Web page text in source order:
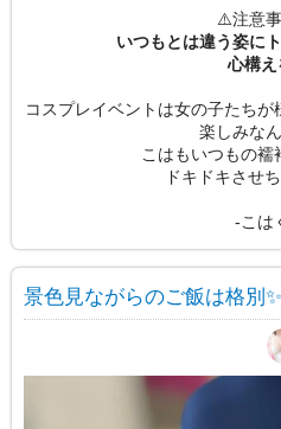
⚠️注意
いつもとは違う姿に
心構
コスプレイベントは女の子たち
楽しみな
こはもいつもの襦
ドキドキさせ
-こは
景色見ながらのご飯は格別✨